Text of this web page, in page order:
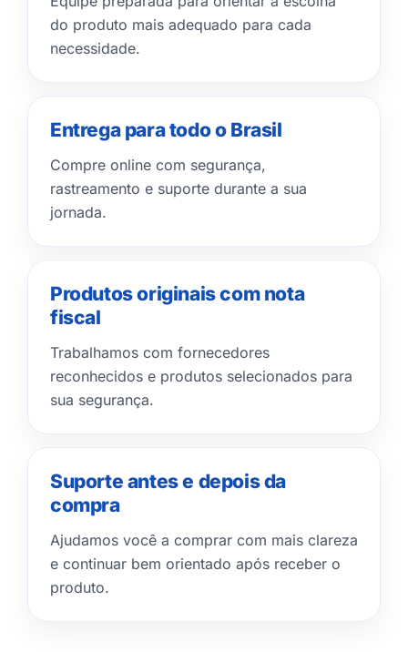
do produto mais adequado para cada
necessidade.
Entrega para todo o Brasil
Compre online com segurança,
rastreamento e suporte durante a sua
jornada.
Produtos originais com nota
fiscal
Trabalhamos com fornecedores
reconhecidos e produtos selecionados para
sua segurança.
Suporte antes e depois da
compra
Ajudamos você a comprar com mais clareza
e continuar bem orientado após receber o
produto.